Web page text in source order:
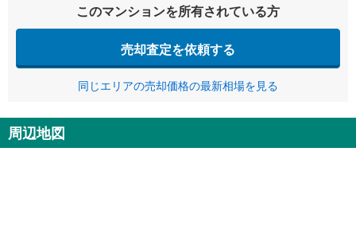
このマンションを所有されている方
売却査定を依頼する
同じエリアの売却価格の最新相場を見る
周辺地図